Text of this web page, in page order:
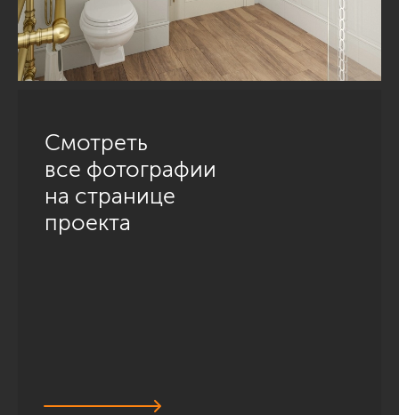
Смотреть
все фотографии
на странице
проекта